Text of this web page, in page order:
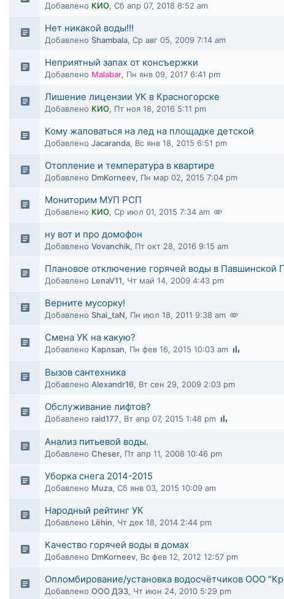
Добавлено КИО, Сб апр 07, 2018 8:52 am
Нет никакой воды!!!
Добавлено Shambala, Ср авг 05, 2009 7:14 am
Неприятный запах от консъержки
Добавлено Malabar, Пн янв 09, 2017 6:41 pm
Лишение лицензии УК в Красногорске
Добавлено КИО, Пт ноя 18, 2016 5:11 pm
Кому жаловаться на лед на площадке детской
Добавлено Jacaranda, Вс янв 18, 2015 6:51 pm
Отопление и температура в квартире
Добавлено DmKorneev, Пн мар 02, 2015 7:04 pm
Мониторим МУП РСП
Добавлено КИО, Ср июл 01, 2015 7:34 am
ну вот и про домофон
Добавлено Vovanchik, Пт окт 28, 2016 9:15 am
Плановое отключение горячей воды в Павшинской
Добавлено LenaV11, Чт май 14, 2009 4:43 pm
Верните мусорку!
Добавлено Shai_taN, Пн июл 18, 2011 9:38 am
Смена УК на какую?
Добавлено Карлsan, Пн фев 16, 2015 10:03 am
Вызов сантехника
Добавлено Alexandr16, Вт сен 29, 2009 2:03 pm
Обслуживание лифтов?
Добавлено raid177, Вт апр 07, 2015 1:48 pm
Анализ питьевой воды.
Добавлено Cheser, Пт апр 11, 2008 10:46 pm
Уборка снега 2014-2015
Добавлено Muza, Сб янв 03, 2015 10:09 am
Народный рейтинг УК
Добавлено Lёhin, Чт дек 18, 2014 2:44 pm
Качество горячей воды в домах
Добавлено DmKorneev, Вс фев 12, 2012 12:57 pm
Опломбирование/установка водосчётчиков ООО
Добавлено ООО ДЭЗ, Чт июн 24, 2010 5:29 pm